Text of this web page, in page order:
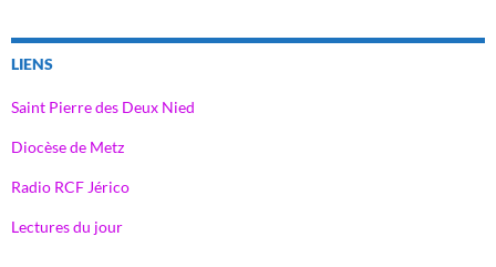
LIENS
Saint Pierre des Deux Nied
Diocèse de Metz
Radio RCF Jérico
Lectures du jour